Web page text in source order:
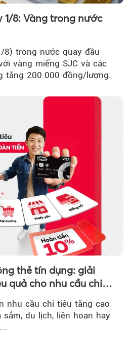
1/8: Vàng trong nước
8) trong nước quay đầu
vàng miếng SJC và các
tăng 200.000 đồng/lượng.
thẻ tín dụng: giải
quả cho nhu cầu chi
nhu cầu chi tiêu tăng cao
du lịch, liên hoan hay